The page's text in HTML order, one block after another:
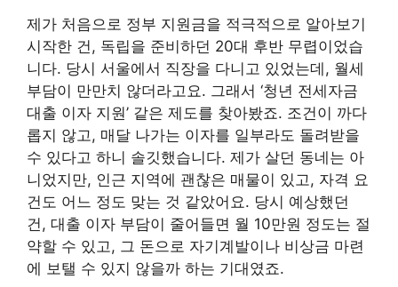
제가 처음으로 정부 지원금을 적극적으로 알아보기
시작한 건, 독립을 준비하던 20대 후반 무렵이었습
니다. 당시 서울에서 직장을 다니고 있었는데, 월세
부담이 만만치 않더라고요. 그래서 ‘청년 전세자금
대출 이자 지원’ 같은 제도를 찾아봤죠. 조건이 까다
롭지 않고, 매달 나가는 이자를 일부라도 돌려받을
수 있다고 하니 솔깃했습니다. 제가 살던 동네는 아
니었지만, 인근 지역에 괜찮은 매물이 있고, 자격 요
건도 어느 정도 맞는 것 같았어요. 당시 예상했던
건, 대출 이자 부담이 줄어들면 월 10만원 정도는 절
약할 수 있고, 그 돈으로 자기계발이나 비상금 마련
에 보탤 수 있지 않을까 하는 기대였죠.